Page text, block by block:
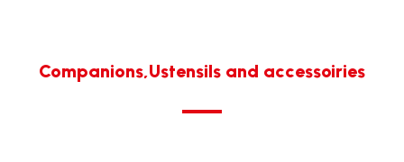
Companions,Ustensils and accessoiries